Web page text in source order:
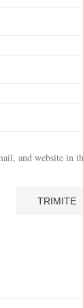
and website in